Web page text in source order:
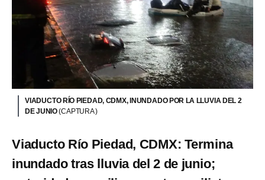
VIADUCTO RÍO PIEDAD, CDMX, INUNDADO POR LA LLUVIA DEL 2
DE JUNIO(CAPTURA )
Viaducto Río Piedad, CDMX: Termina
inundado tras lluvia del 2 de junio;